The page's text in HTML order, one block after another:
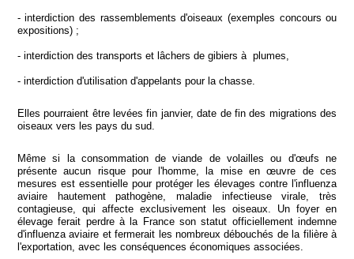
- interdiction des rassemblements d'oiseaux (exemples concours ou
expositions) ;
- interdiction des transports et lâchers de gibiers à plumes,
- interdiction d'utilisation d'appelants pour la chasse.
Elles pourraient être levées fin janvier, date de fin des migrations des
oiseaux vers les pays du sud.
Même si la consommation de viande de volailles ou d'œufs ne
présente aucun risque pour l'homme, la mise en œuvre de ces
mesures est essentielle pour protéger les élevages contre l'influenza
aviaire hautement pathogène, maladie infectieuse virale, très
contagieuse, qui affecte exclusivement les oiseaux. Un foyer en
élevage ferait perdre à la France son statut officiellement indemne
d'influenza aviaire et fermerait les nombreux débouchés de la filière à
l'exportation, avec les conséquences économiques associées.